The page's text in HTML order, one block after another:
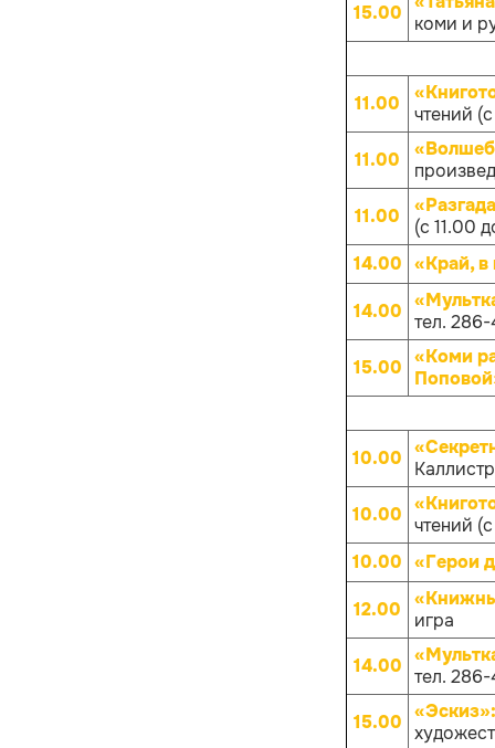
15.00
коми и
11.00
чтений
11.00
11.00
(с 11.00
14.00 «Край,
14.00 тел.
15.00 «Коми
10.00
10.00 чтений
10.00 «Герои
12.00
игра
14.00 тел.
15.00